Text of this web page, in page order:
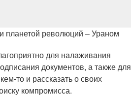
планетой революций – Ураном
для налаживания
документов, а также для
то и рассказать о своих
компромисса.